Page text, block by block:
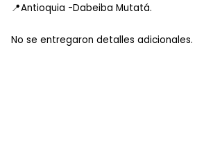
📍Antioquia -Dabeiba Mutatá.
No se entregaron detalles adicionales.